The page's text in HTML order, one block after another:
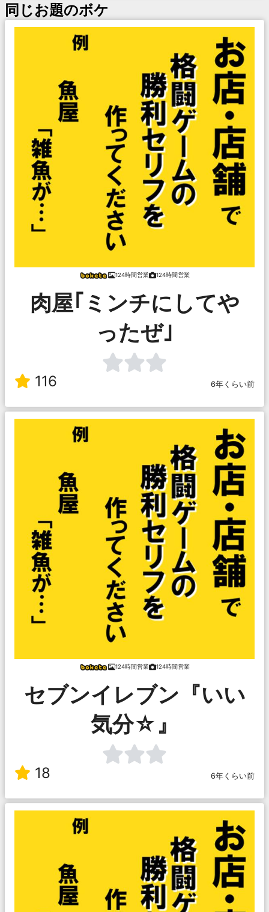
同じお題のボケ
124時間営業 124時間営業
肉屋｢ミンチにしてや
ったぜ｣
116 6年くらい前
124時間営業 124時間営業
セブンイレブン『いい
気分☆』
18 6年くらい前